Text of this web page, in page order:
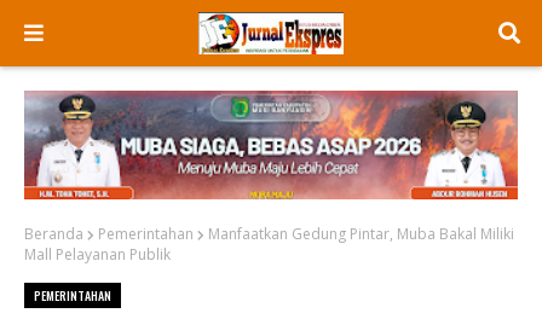
Beranda Pemerintahan
Manfaatkan Gedung Pintar, Muba Bakal Miliki
Mall Pelayanan Publik
PEMERINTAHAN